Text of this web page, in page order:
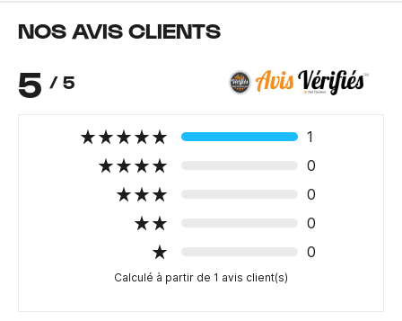
NOS AVIS CLIENTS
5 / 5
1
0
0
0
0
Calculé à partir de 1 avis client(s)